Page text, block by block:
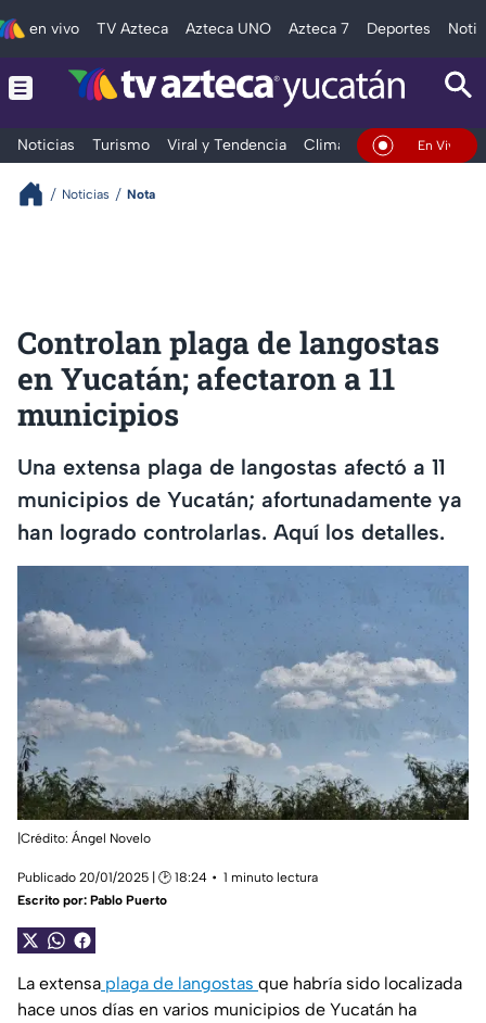
en vivo TV Azteca Azteca UNO Azteca 7 Deportes
Noticias Turismo Viral y Tendencia Clima DeportesEn Vivo
Noticias Nota
Controlan plaga de langostas
en Yucatán; afectaron a 11
municipios
Una extensa plaga de langostas afectó a 11
municipios de Yucatán; afortunadamente ya
han logrado controlarlas. Aquí los detalles.
|Crédito: Ángel Novelo
Publicado 20/01/2025 | 🕑 18:24
1 minuto lectura
Escrito por: Pablo Puerto
La extensa plaga de langostas que habría sido localizada
hace unos días en varios municipios de Yucatán ha